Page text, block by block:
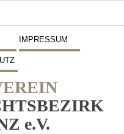
IMPRESSUM
e.V.